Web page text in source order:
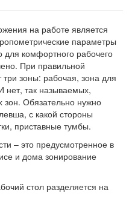
на работе является
параметры
для комфортного рабочего
При правильной
три зоны: рабочая, зона для
нет, так называемых,
Обязательно нужно
с какой стороны
приставные тумбы.
– это предусмотренное в
и дома зонирование
стол разделяется на